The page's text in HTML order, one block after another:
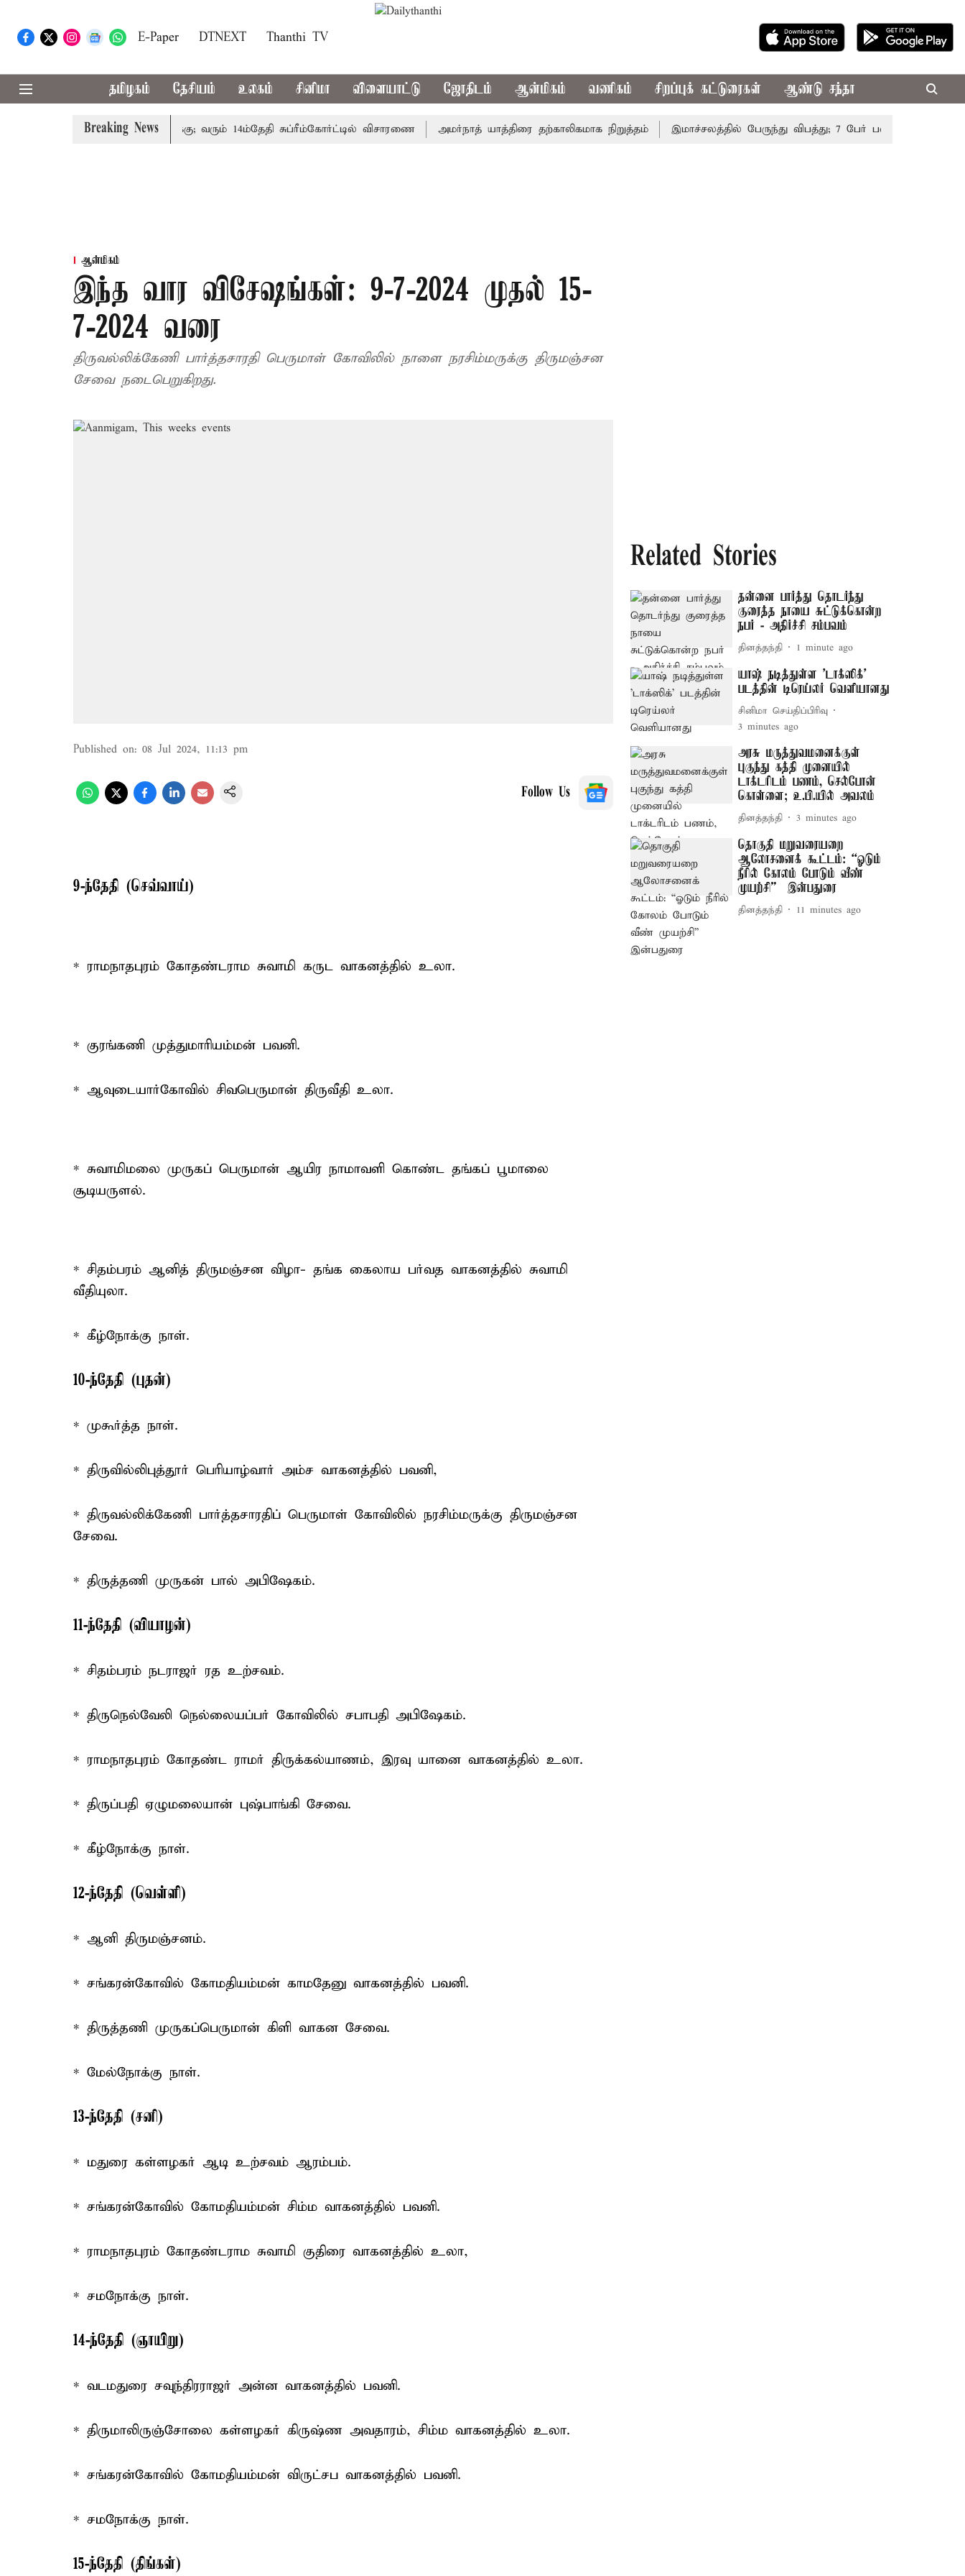
E-Paper DTNEXT Thanthi TV
தமிழகம் தேசியம் உலகம் சினிமா விளையாட்டு ஜோதிடம் ஆன்மிகம் வணிகம் சிறப்புக் கட்டுரைகள் ஆண்டு சந்தா
Breaking News
அரசுப்பணி வழக்கு; வரும் 14ம்தேதி சுப்ரீம்கோர்ட்டில் விசாரணை அமர்நாத் யாத்திரை தற்காலிகமாக நிறுத்தம் இமாச்சலத்தில் பேருந்து விபத்து; 7 பேர் பலி - பிரதமர் மோடி
ஆன்மிகம்
இந்த வார விசேஷங்கள்: 9-7-2024 முதல் 15-
7-2024 வரை
திருவல்லிக்கேணி பார்த்தசாரதி பெருமாள் கோவிலில் நாளை நரசிம்மருக்கு திருமஞ்சன
சேவை நடைபெறுகிறது.
Published on: 08 Jul 2024, 11:13 pm
Follow Us
9-ந்தேதி (செவ்வாய்)
* ராமநாதபுரம் கோதண்டராம சுவாமி கருட வாகனத்தில் உலா.
* குரங்கணி முத்துமாரியம்மன் பவனி.
* ஆவுடையார்கோவில் சிவபெருமான் திருவீதி உலா.
* சுவாமிமலை முருகப் பெருமான் ஆயிர நாமாவளி கொண்ட தங்கப் பூமாலை
சூடியருளல்.
* சிதம்பரம் ஆனித் திருமஞ்சன விழா- தங்க கைலாய பர்வத வாகனத்தில் சுவாமி
வீதியுலா.
* கீழ்நோக்கு நாள்.
10-ந்தேதி (புதன்)
* முகூர்த்த நாள்.
* திருவில்லிபுத்தூர் பெரியாழ்வார் அம்ச வாகனத்தில் பவனி,
* திருவல்லிக்கேணி பார்த்தசாரதிப் பெருமாள் கோவிலில் நரசிம்மருக்கு திருமஞ்சன
சேவை.
* திருத்தணி முருகன் பால் அபிஷேகம்.
11-ந்தேதி (வியாழன்)
* சிதம்பரம் நடராஜர் ரத உற்சவம்.
* திருநெல்வேலி நெல்லையப்பர் கோவிலில் சபாபதி அபிஷேகம்.
* ராமநாதபுரம் கோதண்ட ராமர் திருக்கல்யாணம், இரவு யானை வாகனத்தில் உலா.
* திருப்பதி ஏழுமலையான் புஷ்பாங்கி சேவை.
* கீழ்நோக்கு நாள்.
12-ந்தேதி (வெள்ளி)
* ஆனி திருமஞ்சனம்.
* சங்கரன்கோவில் கோமதியம்மன் காமதேனு வாகனத்தில் பவனி.
* திருத்தணி முருகப்பெருமான் கிளி வாகன சேவை.
* மேல்நோக்கு நாள்.
13-ந்தேதி (சனி)
* மதுரை கள்ளழகர் ஆடி உற்சவம் ஆரம்பம்.
* சங்கரன்கோவில் கோமதியம்மன் சிம்ம வாகனத்தில் பவனி.
* ராமநாதபுரம் கோதண்டராம சுவாமி குதிரை வாகனத்தில் உலா,
* சமநோக்கு நாள்.
14-ந்தேதி (ஞாயிறு)
* வடமதுரை சவுந்திரராஜர் அன்ன வாகனத்தில் பவனி.
* திருமாலிருஞ்சோலை கள்ளழகர் கிருஷ்ண அவதாரம், சிம்ம வாகனத்தில் உலா.
* சங்கரன்கோவில் கோமதியம்மன் விருட்சப வாகனத்தில் பவனி.
* சமநோக்கு நாள்.
15-ந்தேதி (திங்கள்)
Related Stories
தன்னை பார்த்து தொடர்ந்து
குரைத்த நாயை சுட்டுக்கொன்ற
நபர் - அதிர்ச்சி சம்பவம்
தினத்தந்தி 1 minute ago
யாஷ் நடித்துள்ள 'டாக்‌ஸிக்'
படத்தின் டிரெய்லர் வெளியானது
சினிமா செய்திப்பிரிவு
3 minutes ago
அரசு மருத்துவமனைக்குள்
புகுந்து கத்தி முனையில்
டாக்டரிடம் பணம், செல்போன்
கொள்ளை; உ.பி.யில் அவலம்
தினத்தந்தி 3 minutes ago
தொகுதி மறுவரையறை
ஆலோசனைக் கூட்டம்: “ஓடும்
நீரில் கோலம் போடும் வீண்
முயற்சி” – இன்பதுரை
தினத்தந்தி 11 minutes ago